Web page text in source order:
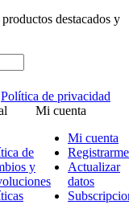
destacados y
Política de privacidad
de
y
Mi cuenta
Mi cuenta
Registrarme
Actualizar
datos